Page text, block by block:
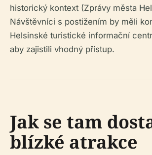
historický kontext (Zprávy města
Návštěvníci s postižením by měli
Helsinské turistické informační
aby zajistili vhodný přístup.
Jak se tam
blízké atrakce